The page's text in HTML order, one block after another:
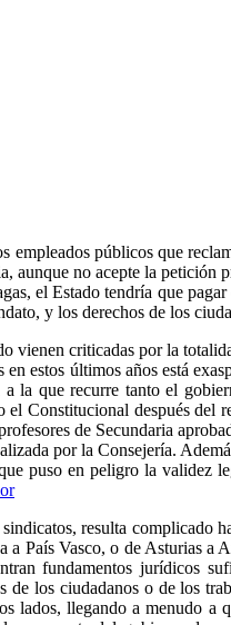
públicos que
no acepte la petición
el Estado tendría que
y los derechos de los
vienen criticadas por la
estos últimos años está
la que recurre tanto el
Constitucional después del
de Secundaria
por la Consejería.
puso en peligro la validez
resulta complicado
País Vasco, o de Asturias a
fundamentos jurídicos
los ciudadanos o de los
lados, llegando a menudo a